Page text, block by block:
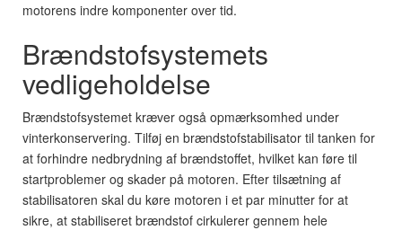
motorens indre komponenter over tid.
Brændstofsystemets
vedligeholdelse
Brændstofsystemet kræver også opmærksomhed under
vinterkonservering. Tilføj en brændstofstabilisator til tanken for
at forhindre nedbrydning af brændstoffet, hvilket kan føre til
startproblemer og skader på motoren. Efter tilsætning af
stabilisatoren skal du køre motoren i et par minutter for at
sikre, at stabiliseret brændstof cirkulerer gennem hele